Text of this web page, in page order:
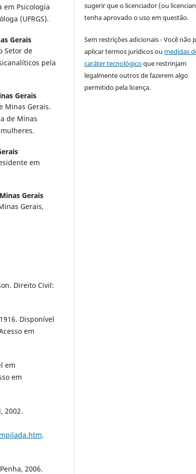
em Psicologia
(UFRGS).
Gerais
Setor de
pela
Gerais
Minas Gerais.
de Minas
em
Gerais
Gerais,
Direito Civil:
Disponível
em
em
em
2002.
.
2006.
sugerir que o licenciador (ou
tenha aprovado o uso em questão.
Sem restrições adicionais - Você não
aplicar termos jurídicos ou medidas
caráter tecnológicoque restrinjam
legalmente outros de fazerem algo
permitido pela licença.